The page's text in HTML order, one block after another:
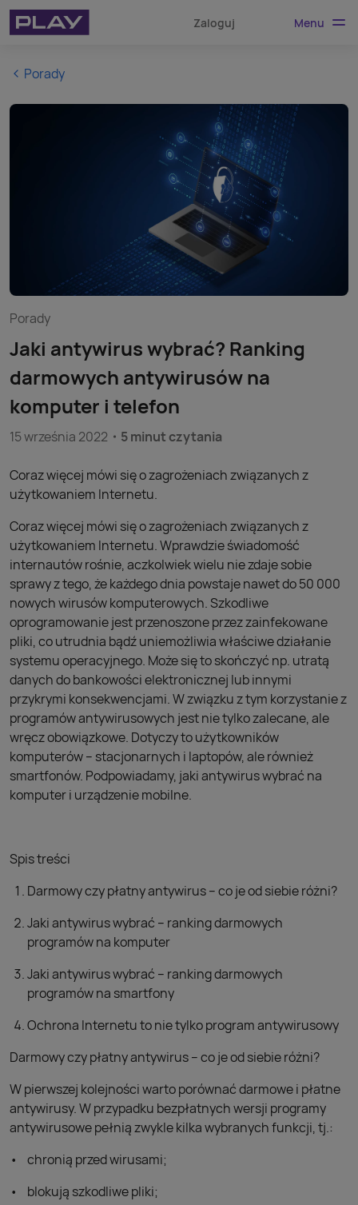
Zaloguj Menu
Porady
Porady
Jaki antywirus wybrać? Ranking
darmowych antywirusów na
komputer i telefon
15 września 2022 5 minut czytania
Coraz więcej mówi się o zagrożeniach związanych z
użytkowaniem Internetu.
Coraz więcej mówi się o zagrożeniach związanych z
użytkowaniem Internetu. Wprawdzie świadomość
internautów rośnie, aczkolwiek wielu nie zdaje sobie
sprawy z tego, że każdego dnia powstaje nawet do 50 000
nowych wirusów komputerowych. Szkodliwe
oprogramowanie jest przenoszone przez zainfekowane
pliki, co utrudnia bądź uniemożliwia właściwe działanie
systemu operacyjnego. Może się to skończyć np. utratą
danych do bankowości elektronicznej lub innymi
przykrymi konsekwencjami. W związku z tym korzystanie z
programów antywirusowych jest nie tylko zalecane, ale
wręcz obowiązkowe. Dotyczy to użytkowników
komputerów – stacjonarnych i laptopów, ale również
smartfonów. Podpowiadamy, jaki antywirus wybrać na
komputer i urządzenie mobilne.
Spis treści
Darmowy czy płatny antywirus – co je od siebie różni?
Jaki antywirus wybrać – ranking darmowych
programów na komputer
Jaki antywirus wybrać – ranking darmowych
programów na smartfony
Ochrona Internetu to nie tylko program antywirusowy
Darmowy czy płatny antywirus – co je od siebie różni?
W pierwszej kolejności warto porównać darmowe i płatne
antywirusy. W przypadku bezpłatnych wersji programy
antywirusowe pełnią zwykle kilka wybranych funkcji, tj.:
chronią przed wirusami;
blokują szkodliwe pliki;